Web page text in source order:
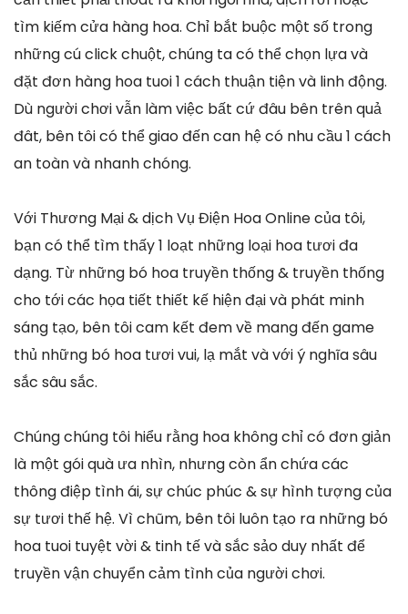
tìm kiếm cửa hàng hoa. Chỉ bắt buộc một số trong
những cú click chuột, chúng ta có thể chọn lựa và
đặt đơn hàng hoa tuoi 1 cách thuận tiện và linh động.
Dù người chơi vẫn làm việc bất cứ đâu bên trên quả
đât, bên tôi có thể giao đến can hệ có nhu cầu 1 cách
an toàn và nhanh chóng.
Với Thương Mại & dịch Vụ Điện Hoa Online của tôi,
bạn có thể tìm thấy 1 loạt những loại hoa tươi đa
dạng. Từ những bó hoa truyền thống & truyền thống
cho tới các họa tiết thiết kế hiện đại và phát minh
sáng tạo, bên tôi cam kết đem về mang đến game
thủ những bó hoa tươi vui, lạ mắt và với ý nghĩa sâu
sắc sâu sắc.
Chúng chúng tôi hiểu rằng hoa không chỉ có đơn giản
là một gói quà ưa nhìn, nhưng còn ẩn chứa các
thông điệp tình ái, sự chúc phúc & sự hình tượng của
sự tươi thế hệ. Vì chũm, bên tôi luôn tạo ra những bó
hoa tuoi tuyệt vời & tinh tế và sắc sảo duy nhất để
truyền vận chuyển cảm tình của người chơi.